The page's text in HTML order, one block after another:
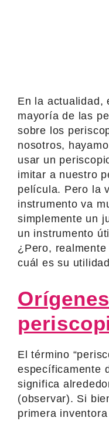
En la actualidad,
mayoría de las
sobre los
nosotros,
usar un
imitar a nuestro
película. Pero la
instrumento va
simplemente un
un instrumento
¿Pero,
cuál es su
El término
específicamente
significa
(observar). Si
primera